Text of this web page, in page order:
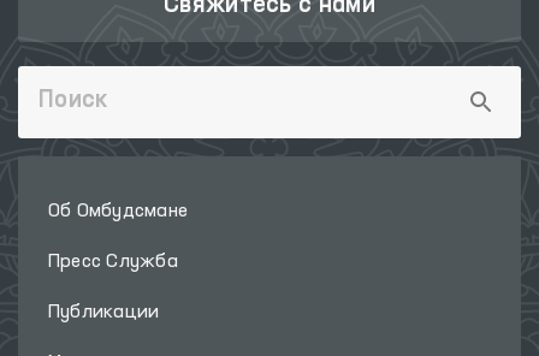
Свяжитесь с нами
Об Омбудсмане
Пресс Служба
Публикации